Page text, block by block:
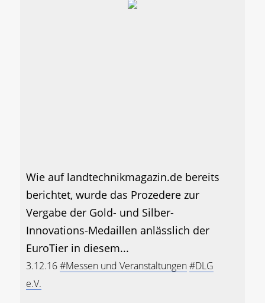
Wie auf landtechnikmagazin.de bereits
berichtet, wurde das Prozedere zur
Vergabe der Gold- und Silber-
Innovations-Medaillen anlässlich der
EuroTier in diesem...
3.12.16#Messen und Veranstaltungen#DLG
e.V.